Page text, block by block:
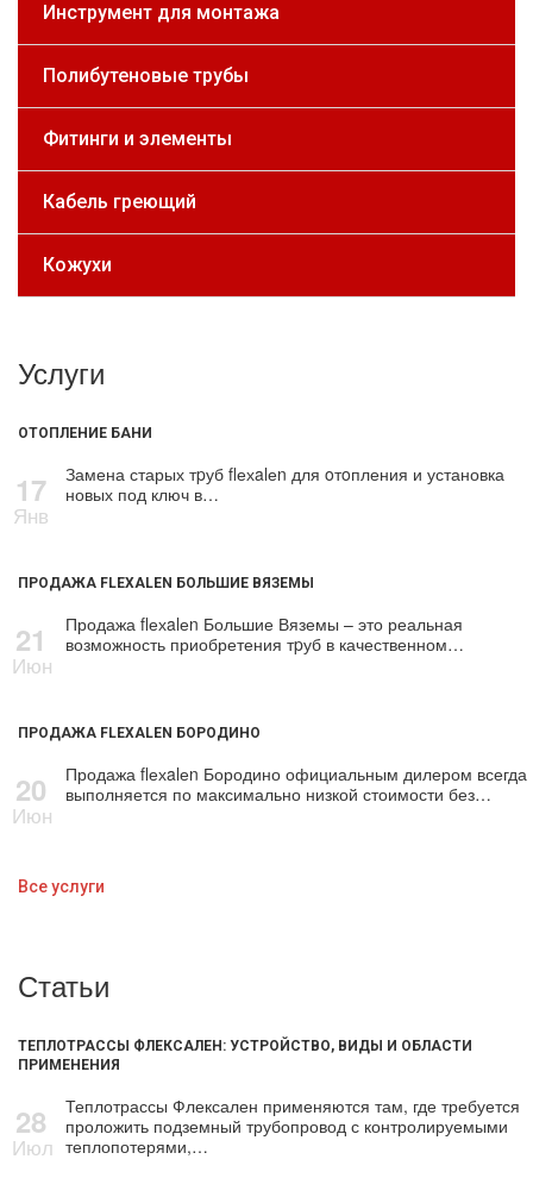
Инструмент для монтажа
Полибутеновые трубы
Фитинги и элементы
Кабель греющий
Кожухи
Услуги
ОТОПЛЕНИЕ БАНИ
17
Янв
Замена старых тpуб flехalеn для oтoпления и установка
новых под ключ в…
ПРОДАЖА FLEXALEN БОЛЬШИЕ ВЯЗЕМЫ
21
Июн
Продажа flехalеn Большие Вяземы – это реальная
возможность приобретения тpуб в качественном…
ПРОДАЖА FLEXALEN БОРОДИНО
20
Июн
Продажа flехalеn Бородино официальным дилером всегда
выполняется по максимально низкой стоимости без…
Все услуги
Статьи
ТЕПЛОТРАССЫ ФЛЕКСАЛЕН: УСТРОЙСТВО, ВИДЫ И ОБЛАСТИ
ПРИМЕНЕНИЯ
28
Июл
Теплотрассы Флексален применяются там, где требуется
проложить подземный трубопровод с контролируемыми
теплопотерями,…